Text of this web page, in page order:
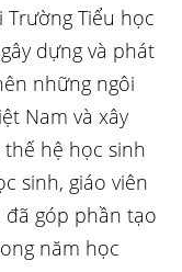
Tiểu học
dựng và phát
những ngôi
Nam và xây
hệ học sinh
sinh, giáo viên
đã góp phần tạo
năm học